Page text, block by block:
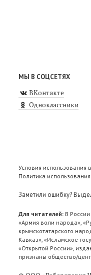
МЫ В СОЦСЕТЯХ
ВКонтакте
Одноклассники
Условия использования
Политика
Заметили ошибку?
Для читателей: В
«Армия воли народа»,
крымскотатарского
Кавказ», «Исламское
«Открытой России»,
признаны общество/